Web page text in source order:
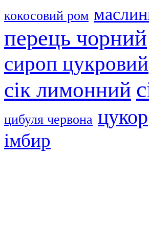
кокосовий ром
перець чорний
сироп цукровий
сік лимонний
цибуля червона цукор
імбир